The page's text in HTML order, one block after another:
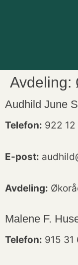
Avdeling:
Audhild June
Telefon: 922
E-post:
Avdeling:
Malene F.
Telefon: 915 31